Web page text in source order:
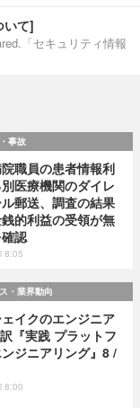
いて]
「セキュリティ情報
事故
職員の患者情報利
医療機関のダイレ
郵送、調査の結果
的利益の受領が無
認
8:05
・業界動向
イクのエンジニア
『実践 プラットフ
ジニアリング』8 /
8:00